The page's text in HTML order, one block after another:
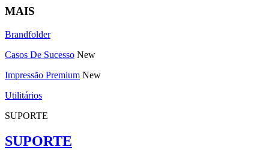
MAIS
Brandfolder
Casos De Sucesso New
Impressão Premium New
Utilitários
SUPORTE
SUPORTE